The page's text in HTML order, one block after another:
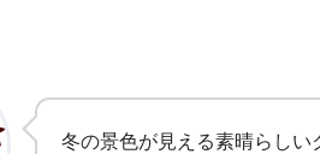
冬の景色が見える素晴らしい